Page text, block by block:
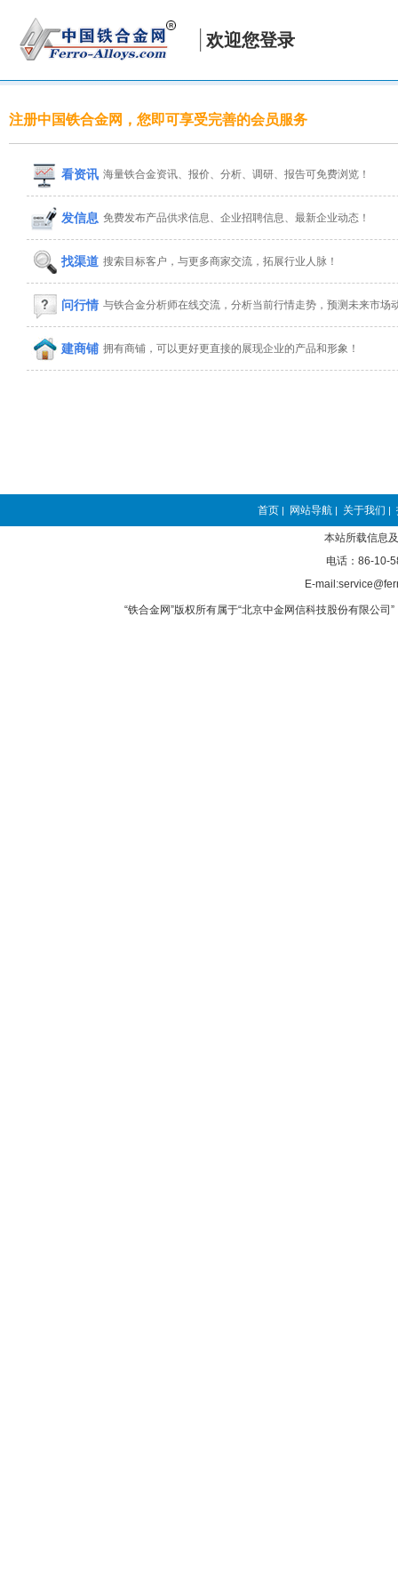
欢迎您登录
注册中国铁合金网，您即可享受完善的会员服务
看资讯 海量铁合金资讯、报价、分析、调研、报告可免费浏览！
发信息 免费发布产品供求信息、企业招聘信息、最新企业动态！
找渠道 搜索目标客户，与更多商家交流，拓展行业人脉！
问行情 与铁合金分析师在线交流，分析当前行情走势，预测未来市场
建商铺 拥有商铺，可以更好更直接的展现企业的产品和形象！
首页 | 网站导航 | 关于我们 |
本站所载信息
电话：86-10-
E-
“铁合金网”版权所有属于“北京中金网信科技股份有限公司